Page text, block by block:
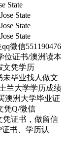
State
State
State
State
微信551190476
位证书/澳洲读本
文凭学历
未毕业找人做文
兰大学学历成绩
澳洲大学毕业证
凭Q/微信
凭证书，做留信
证书、学历认